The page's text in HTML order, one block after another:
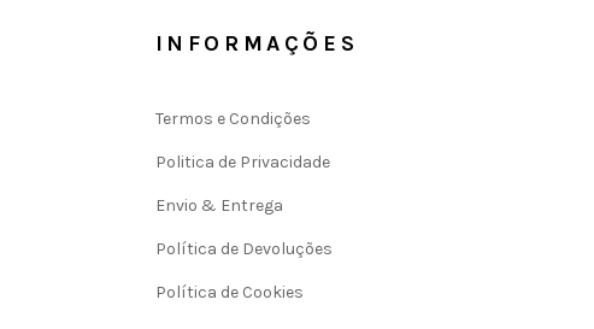
INFORMAÇÕES
Termos e Condições
Politica de Privacidade
Envio & Entrega
Política de Devoluções
Política de Cookies